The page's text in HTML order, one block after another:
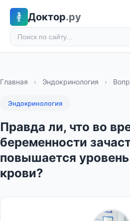
Доктор.ру
Главная › Эндокринология ›
Эндокринология
Правда ли, что во
беременности
повышается
крови?